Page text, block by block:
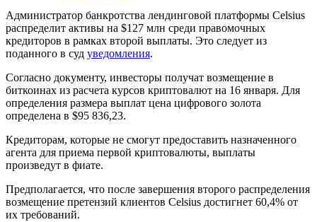
Администратор банкротства лендинговой платформы Celsius
распределит активы на $127 млн среди правомочных
кредиторов в рамках второй выплаты. Это следует из
поданного в суд уведомления.
Согласно документу, инвесторы получат возмещение в
биткоинах из расчета курсов криптовалют на 16 января. Для
определения размера выплат цена цифрового золота
определена в $95 836,23.
Кредиторам, которые не смогут предоставить назначенного
агента для приема первой криптовалюты, выплаты
произведут в фиате.
Предполагается, что после завершения второго распределения
возмещение претензий клиентов Celsius достигнет 60,4% от
их требований.